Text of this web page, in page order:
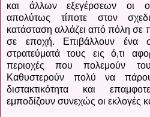
και άλλων εξεγέρσεων οι
απολύτως τίποτε στον
κατάσταση αλλάζει από πόλη σε
σε εποχή. Επιβάλλουν ένα
στρατεύματά τους εις ό,τι
περιοχές που πολεμούν
Καθυστερούν πολύ να
διστακτικότητα και
εμποδίζουν συνεχώς οι εκλογές